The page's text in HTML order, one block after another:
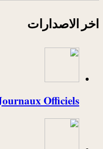
اخر الاصدارات
Officiels